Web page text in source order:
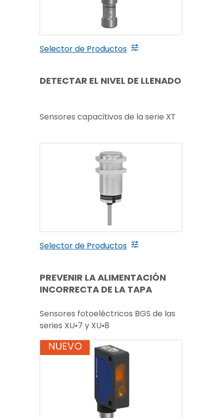
Selector de Productos
DETECTAR EL NIVEL DE LLENADO
Sensores capacitivos de la serie XT
Selector de Productos
PREVENIR LA ALIMENTACIÓN
INCORRECTA DE LA TAPA
Sensores fotoeléctricos BGS de las
series XU•7 y XU•8
NUEVO